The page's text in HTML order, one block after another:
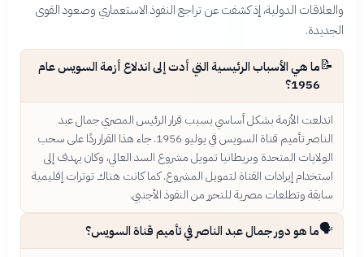
والعلاقات الدولية، إذ كشفت عن تراجع النفوذ الاستعماري وصعود القوى
الجديدة.
📝ما هي الأسباب الرئيسية التي أدت إلى اندلاع أزمة السويس عام
1956؟
اندلعت الأزمة بشكل أساسي بسبب قرار الرئيس المصري جمال عبد
الناصر تأميم قناة السويس في يوليو 1956. جاء هذا القرار ردًا على سحب
الولايات المتحدة وبريطانيا تمويل مشروع السد العالي، وكان يهدف إلى
استخدام إيرادات القناة لتمويل المشروع. كما كانت هناك توترات إقليمية
سابقة وتطلعات مصرية للتحرر من النفوذ الأجنبي.
🗣️ما هو دور جمال عبد الناصر في تأميم قناة السويس؟